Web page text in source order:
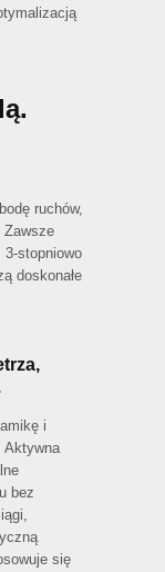
ruchów,
Zawsze
3-stopniowo
doskonałe
i
Aktywna
bez
się